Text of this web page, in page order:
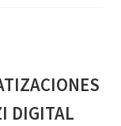
DIGITAL